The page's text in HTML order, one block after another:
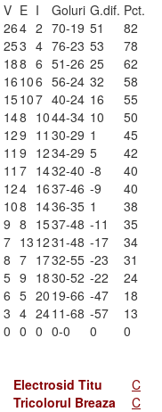
V E I Goluri G.dif. Pct.
264 2 70-19 51
82
253 4 76-23 53
78
188 6 51-26 25
62
16 106 56-24 32
58
15107 40-24 16
55
148 1044-34 10
50
129 11 30-29 1
45
11 9 1234-29 5
42
11 7 1432-40 -8
40
124 1637-46 -9
40
108 1436-35 1
38
9 8 1537-48 -11
35
7 13 1231-48 -17
34
8 7 1732-55 -23
31
5 9 1830-52 -22
24
6 5 20 19-66 -47
18
3 4 2411-68 -57
13
0 0 0 0-0 0
0
Electrosid Titu
C
Tricolorul Breaza
C